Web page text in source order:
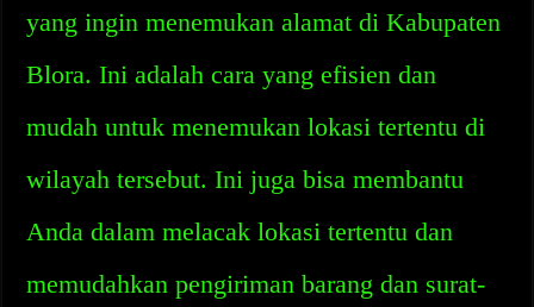
yang ingin menemukan alamat di Kabupaten
Blora. Ini adalah cara yang efisien dan
mudah untuk menemukan lokasi tertentu di
wilayah tersebut. Ini juga bisa membantu
Anda dalam melacak lokasi tertentu dan
memudahkan pengiriman barang dan surat-